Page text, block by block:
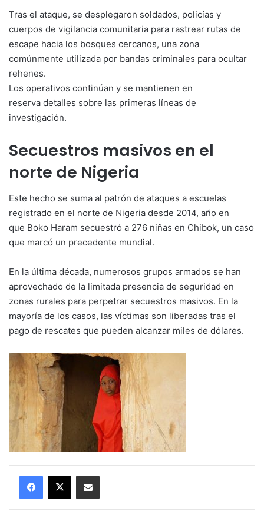
Tras el ataque, se desplegaron soldados, policías y
cuerpos de vigilancia comunitaria para rastrear rutas de
escape hacia los bosques cercanos, una zona
comúnmente utilizada por bandas criminales para ocultar
rehenes.
Los operativos continúan y se mantienen en
reserva detalles sobre las primeras líneas de
investigación.
Secuestros masivos en el
norte de Nigeria
Este hecho se suma al patrón de ataques a escuelas
registrado en el norte de Nigeria desde 2014, año en
que Boko Haram secuestró a 276 niñas en Chibok, un caso
que marcó un precedente mundial.
En la última década, numerosos grupos armados se han
aprovechado de la limitada presencia de seguridad en
zonas rurales para perpetrar secuestros masivos. En la
mayoría de los casos, las víctimas son liberadas tras el
pago de rescates que pueden alcanzar miles de dólares.
Compartir por correo electrónico